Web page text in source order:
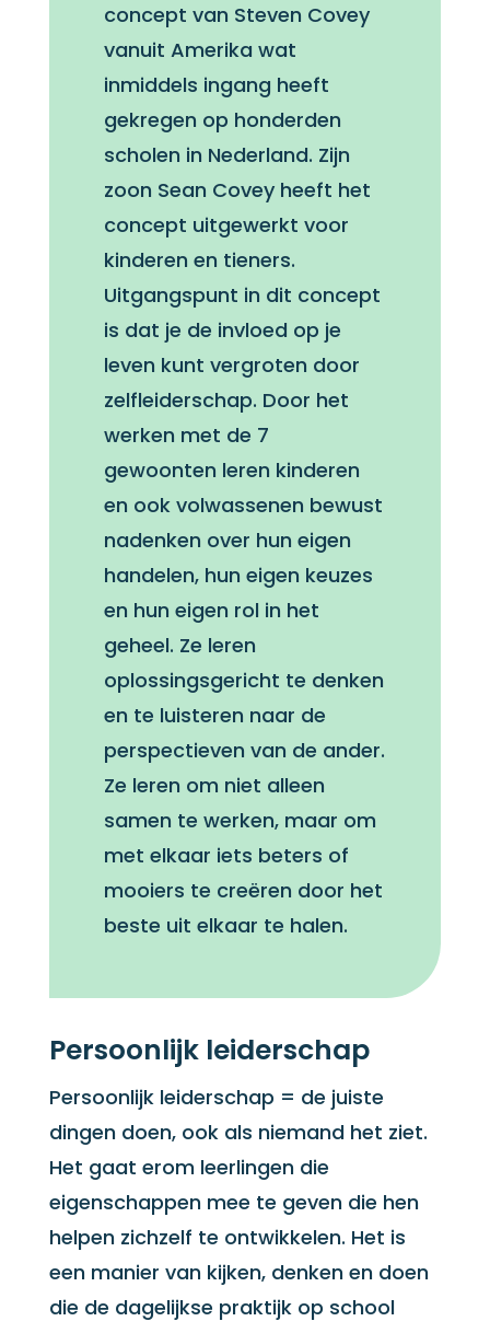
concept van Steven Covey
vanuit Amerika wat
inmiddels ingang heeft
gekregen op honderden
scholen in Nederland. Zijn
zoon Sean Covey heeft het
concept uitgewerkt voor
kinderen en tieners.
Uitgangspunt in dit concept
is dat je de invloed op je
leven kunt vergroten door
zelfleiderschap. Door het
werken met de 7
gewoonten leren kinderen
en ook volwassenen bewust
nadenken over hun eigen
handelen, hun eigen keuzes
en hun eigen rol in het
geheel. Ze leren
oplossingsgericht te denken
en te luisteren naar de
perspectieven van de ander.
Ze leren om niet alleen
samen te werken, maar om
met elkaar iets beters of
mooiers te creëren door het
beste uit elkaar te halen.
Persoonlijk leiderschap
Persoonlijk leiderschap = de juiste
dingen doen, ook als niemand het ziet.
Het gaat erom leerlingen die
eigenschappen mee te geven die hen
helpen zichzelf te ontwikkelen. Het is
een manier van kijken, denken en doen
die de dagelijkse praktijk op school